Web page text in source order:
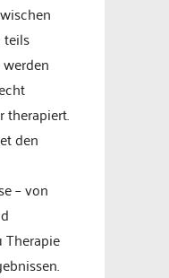
teils
therapiert.
den
– von